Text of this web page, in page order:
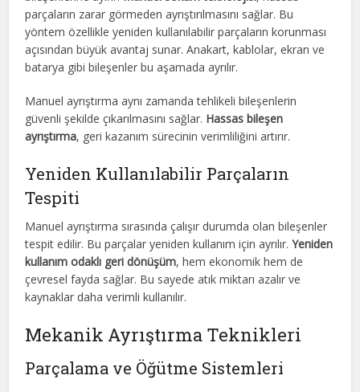
parçaların zarar görmeden ayrıştırılmasını sağlar. Bu
yöntem özellikle yeniden kullanılabilir parçaların korunması
açısından büyük avantaj sunar. Anakart, kablolar, ekran ve
batarya gibi bileşenler bu aşamada ayrılır.
Manuel ayrıştırma aynı zamanda tehlikeli bileşenlerin
güvenli şekilde çıkarılmasını sağlar. Hassas bileşen
ayrıştırma, geri kazanım sürecinin verimliliğini artırır.
Yeniden Kullanılabilir Parçaların
Tespiti
Manuel ayrıştırma sırasında çalışır durumda olan bileşenler
tespit edilir. Bu parçalar yeniden kullanım için ayrılır.Yeniden
kullanım odaklı geri dönüşüm, hem ekonomik hem de
çevresel fayda sağlar. Bu sayede atık miktarı azalır ve
kaynaklar daha verimli kullanılır.
Mekanik Ayrıştırma Teknikleri
Parçalama ve Öğütme Sistemleri